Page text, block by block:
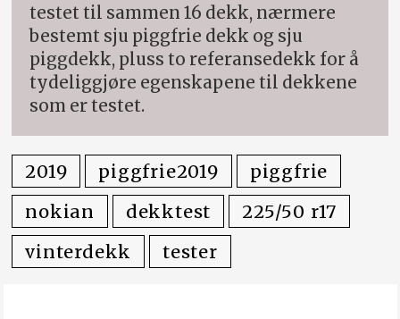
testet til sammen 16 dekk, nærmere
bestemt sju piggfrie dekk og sju
piggdekk, pluss to referansedekk for å
tydeliggjøre egenskapene til dekkene
som er testet.
2019 piggfrie2019
piggfrie
nokian
dekktest
225/50 r17
vinterdekk
tester